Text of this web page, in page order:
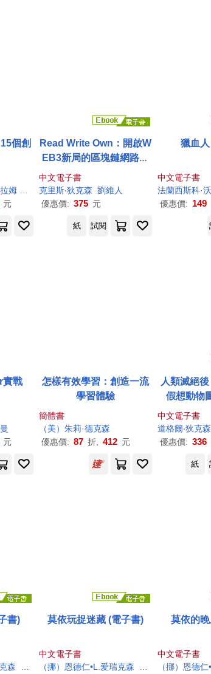
個創
姆
蔚怡等
元
Read Write Own：開啟W
EB3新局的區塊鏈網路趨
勢與潛能 (電子書)
中文電子書
克里斯‧狄克森 劉維人
優惠價: 375 元
獵血
中文電子書
法蘭西斯科·
優惠價: 149
紙 試閱
實戰
元
怎樣有效學習：創造一流
學習體驗
簡體書
（美）朱莉·德克森
優惠價: 87 折, 412 元
人類滅絕
假想動物
中文電子書
道格爾‧狄克森
優惠價: 336
紙
飞
書)
克森 （挪）金•廷格斯达尔
陈晓飞
莫依玩捉迷藏 (電子書)
中文電子書
（挪）恩德仁•L.爱瑞克森 （挪）金•廷格斯达
莫依的
中文電子書
（挪）恩德